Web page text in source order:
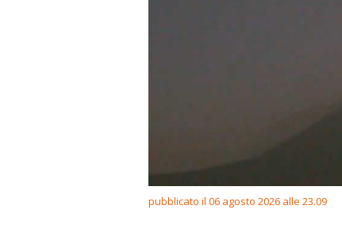
pubblicato il 06 agosto 2026 alle 23.09